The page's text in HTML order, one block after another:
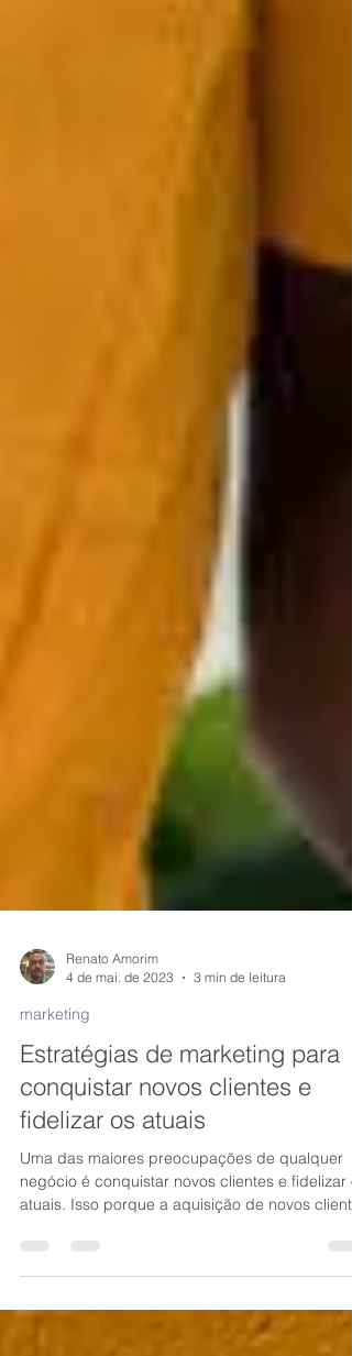
4 de mai. de 2023
marketing
Estratégias de marketing para
conquistar novos clientes e
fidelizar os atuais
Uma das maiores preocupações de qualquer
atuais. Isso porque a aquisição de novos cliente